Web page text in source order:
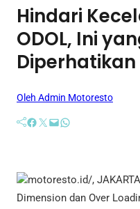
Hindari
ODOL, Ini
Oleh Admin Motoresto
Facebook Twitter Mail WhatsApp
motoresto.id/,
Dimension dan Over